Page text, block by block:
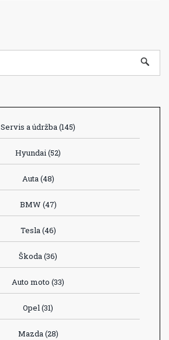
Servis a údržba(145)
Hyundai(52)
Auta(48)
BMW (47)
Tesla(46)
Škoda(36)
Auto moto (33)
Opel(31)
Mazda(28)